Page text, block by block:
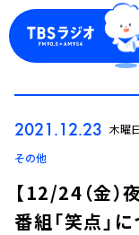
2021.12.23 木曜
その他
【12/24（金
番組「笑点」